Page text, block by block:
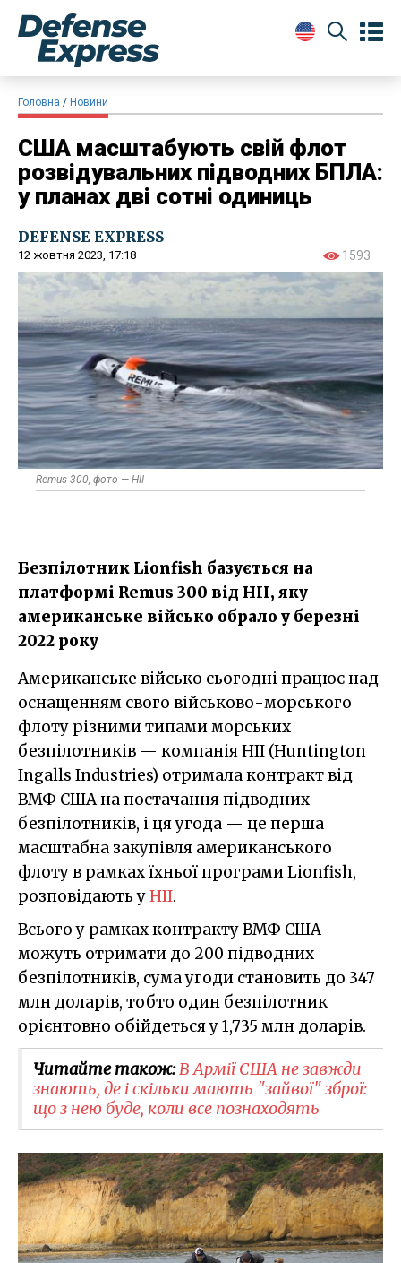
Головна Новини
США масштабують свій флот
розвідувальних підводних БПЛА:
у планах дві сотні одиниць
DEFENSE EXPRESS
12 жовтня 2023, 17:18 1593
Remus 300, фото — HII
Безпілотник Lionfish базується на
платформі Remus 300​ від HII, яку
американське військо обрало у березні
2022 року
Американське військо сьогодні працює над
оснащенням свого військово-морського
флоту різними типами морських
безпілотників — компанія HII (Huntington
Ingalls Industries) отримала контракт від
ВМФ США на постачання підводних
безпілотників, і ця угода — це перша
масштабна закупівля американського
флоту в рамках їхньої програми Lionfish,
розповідають уHII.
Всього у рамках контракту ВМФ США
можуть отримати до 200 підводних
безпілотників, сума угоди становить до 347
млн доларів, тобто один безпілотник
орієнтовно обійдеться у 1,735 млн доларів.
Читайте також:В Армії США не завжди
знають, де і скільки мають "зайвої" зброї:
що з нею буде, коли все познаходять